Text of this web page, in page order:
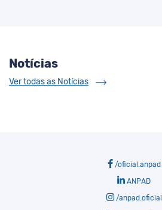
Notícias
Ver todas as Notícias
/oficial.anpad
ANPAD
/anpad.oficial